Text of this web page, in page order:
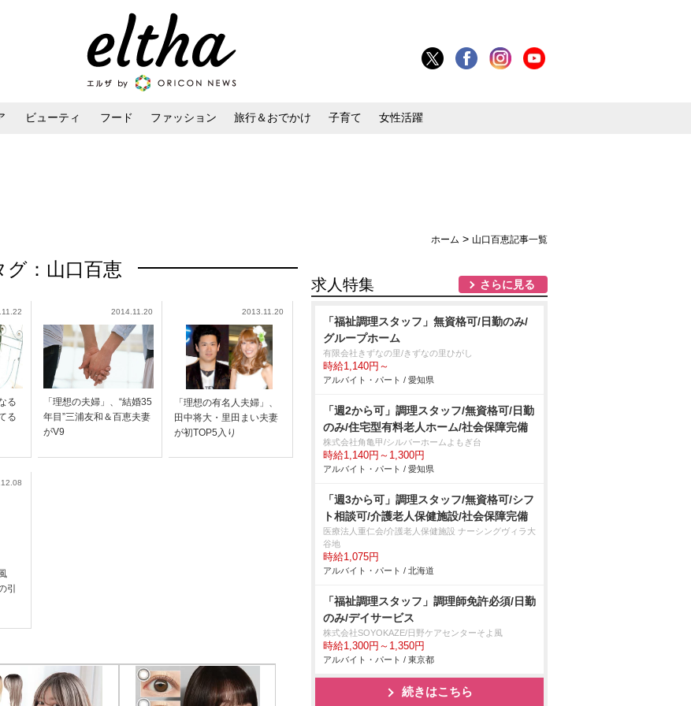
ビューティ フード ファッション 旅行＆おでかけ 子育て 女性活躍
ホーム > 山口百恵記事一覧
グ：山口百恵
る
る
2014.11.20
「理想の夫婦」、“結婚35
年目”三浦友和＆百恵夫妻
がV9
2013.11.20
「理想の有名人夫婦」、
田中将大・里田まい夫妻
が初TOP5入り
引
求人特集 さらに見る
「福祉調理スタッフ」無資格可/日勤のみ/
グループホーム
有限会社きずなの里/きずなの里ひがし
時給1,140円～
アルバイト・パート / 愛知県
「週2から可」調理スタッフ/無資格可/日勤
のみ/住宅型有料老人ホーム/社会保障完備
株式会社角亀甲/シルバーホームよもぎ台
時給1,140円～1,300円
アルバイト・パート / 愛知県
「週3から可」調理スタッフ/無資格可/シフ
ト相談可/介護老人保健施設/社会保障完備
医療法人重仁会/介護老人保健施設 ナーシングヴィラ大
谷地
時給1,075円
アルバイト・パート / 北海道
「福祉調理スタッフ」調理師免許必須/日勤
のみ/デイサービス
株式会社SOYOKAZE/日野ケアセンターそよ風
時給1,300円～1,350円
アルバイト・パート / 東京都
続きはこちら